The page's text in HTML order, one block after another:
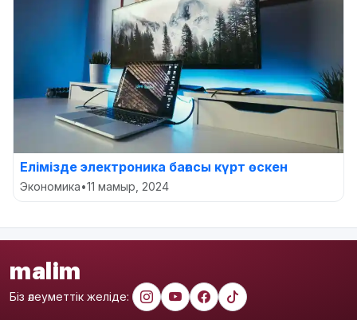
Елімізде электроника бағасы күрт өскен
Экономика•11 мамыр, 2024
malim
Біз әлеуметтік желіде: